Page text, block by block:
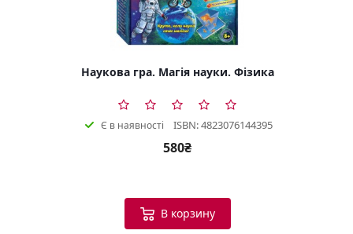
Наукова гра. Магія науки. Фізика
Є в наявності ISBN: 4823076144395
580₴
В корзину